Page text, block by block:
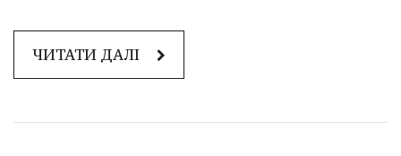
ЧИТАТИ ДАЛІ